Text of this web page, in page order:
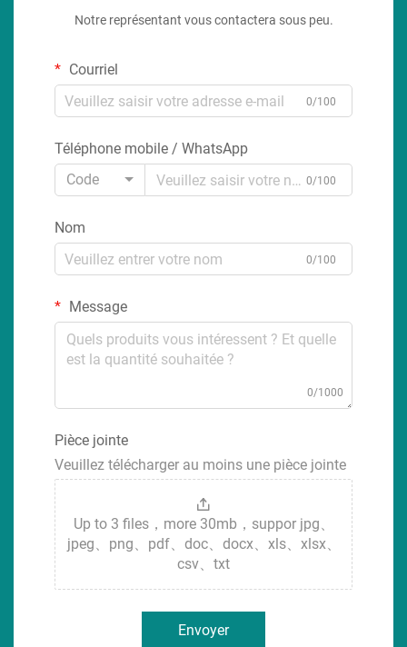
Notre représentant vous contactera sous peu.
Courriel
0/100
Téléphone mobile / WhatsApp
Code
0/100
Nom
0/100
Message
0/1000
Pièce jointe
Veuillez télécharger au moins une pièce jointe
Up to 3 files，more 30mb，suppor jpg、
jpeg、png、pdf、doc、docx、xls、xlsx、
csv、txt
Envoyer